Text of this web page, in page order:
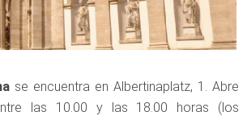
se encuentra en Albertinaplatz, 1. Abre
las 10.00 y las 18.00 horas (los